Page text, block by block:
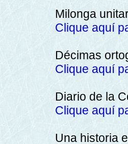
Milonga
Clique aquí
Décimas
Clique aquí
Diario de la
Clique aquí
Una historia